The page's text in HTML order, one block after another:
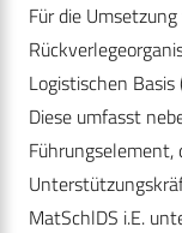
Für die
Logistischen
Diese umfasst
Führungselement,
MatSchlDS i.E.